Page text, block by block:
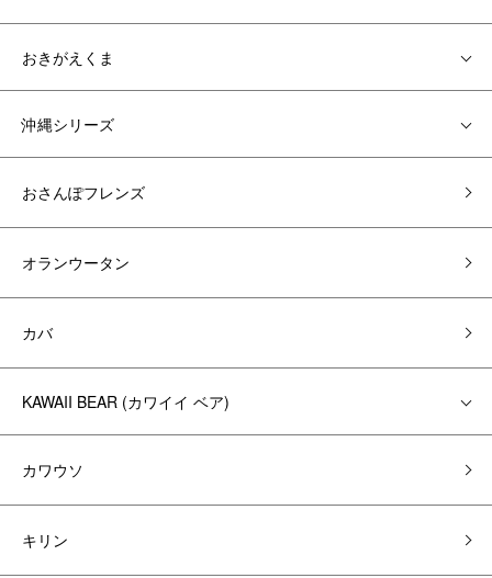
おきがえくま
沖縄シリーズ
おさんぽフレンズ
オランウータン
カバ
KAWAII BEAR (カワイイ ベア)
カワウソ
キリン